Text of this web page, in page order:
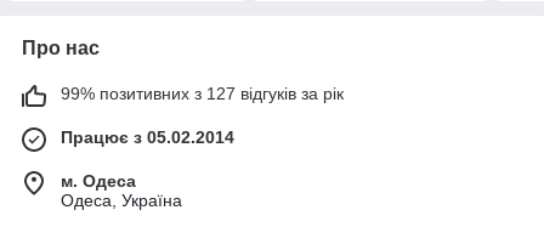
Про нас
99% позитивних з 127 відгуків за рік
Працює з 05.02.2014
м. Одеса
Одеса, Україна